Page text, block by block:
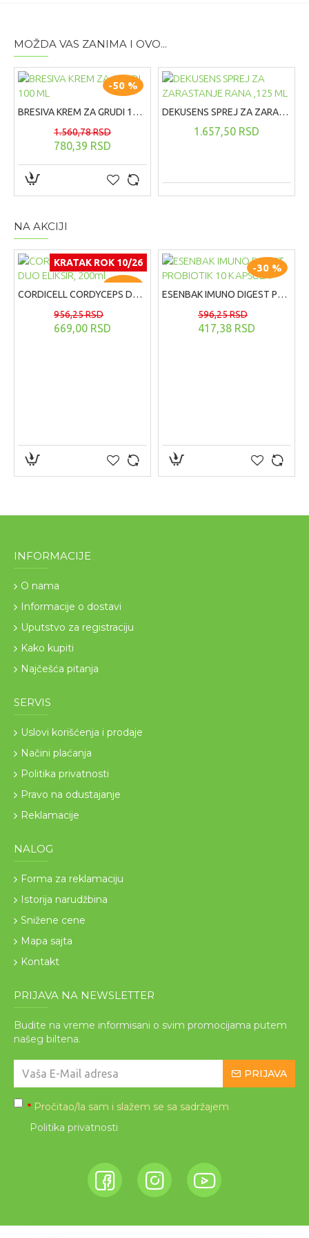
Cink-pirition, supstanca poznata po svojoj primeni u
izvesna antibakterijska i antigljivična svojstva.Glavna
aktivna komponenta u Blue cap proizvodima cink-pirition
je molekulski aktivisan, čime se postiže jače dejstvo
proizvoda.
Namene
Namenjen za negu kože lica i tela podložne psorijazi,
dermatitisu i ekcemima.
Dodatne informacije
Težina: 69g,
Uputstvo za korisnike
MOŽDA VAS ZANIMA I OVO...
-50 %
BRESIVA KREM ZA GRUDI 100 ML
780,39 RSD
1.560,78 RSD
DEKUSENS SPREJ ZA ZARASTANJE RANA ,125 ML
1.657,50 RSD
NA AKCIJI
KRATAK ROK 10/26
-30 %
CORDICELL CORDYCEPS DUO ELIKSIR, 200ml
669,00 RSD
956,25 RSD
-30 %
ESENBAK IMUNO DIGEST PROBIOTIK 10 KAPSULA
417,38 RSD
596,25 RSD
INFORMACIJE
O nama
Informacije o dostavi
Uputstvo za registraciju
Kako kupiti
Najčešća pitanja
SERVIS
Uslovi korišćenja i prodaje
Načini plaćanja
Politika privatnosti
Pravo na odustajanje
Reklamacije
NALOG
Forma za reklamaciju
Istorija narudžbina
Snižene cene
Mapa sajta
Kontakt
PRIJAVA NA NEWSLETTER
Budite na vreme informisani o svim promocijama putem
našeg biltena.
PRIJAVA
* Pročitao/la sam i slažem se sa sadržajem
Politika privatnosti